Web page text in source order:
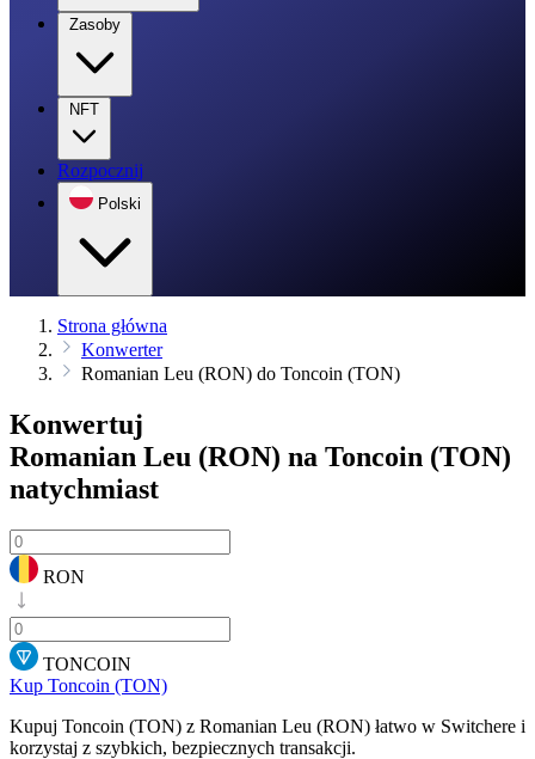
Zasoby
NFT
Rozpocznij
Polski
Strona główna
Konwerter
Romanian Leu (RON) do Toncoin (TON)
Konwertuj
Romanian Leu (RON) na Toncoin (TON)
natychmiast
RON
TONCOIN
Kup Toncoin (TON)
Kupuj Toncoin (TON) z Romanian Leu (RON) łatwo w Switchere i
korzystaj z szybkich, bezpiecznych transakcji.